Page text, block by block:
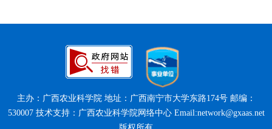
主办：广西农业科学院 地址：广西南宁市大学东路174号 邮编：
530007 技术支持：广西农业科学院网络中心 Email:network@gxaas.net